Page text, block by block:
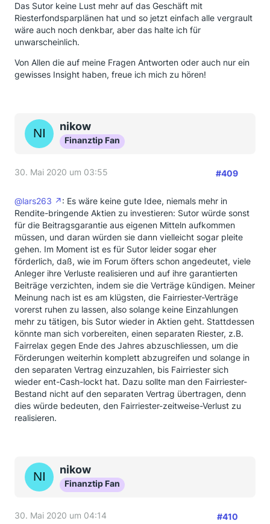
Das Sutor keine Lust mehr auf das Geschäft mit
Riesterfondsparplänen hat und so jetzt einfach alle vergrault
wäre auch noch denkbar, aber das halte ich für
unwarscheinlich.
Von Allen die auf meine Fragen Antworten oder auch nur ein
gewisses Insight haben, freue ich mich zu hören!
nikow
Finanztip Fan
30. Mai 2020 um 03:55 #409
@lars263
: Es wäre keine gute Idee, niemals mehr in
Rendite-bringende Aktien zu investieren: Sutor würde sonst
für die Beitragsgarantie aus eigenen Mitteln aufkommen
müssen, und daran würden sie dann vielleicht sogar pleite
gehen. Im Moment ist es für Sutor leider sogar eher
förderlich, daß, wie im Forum öfters schon angedeutet, viele
Anleger ihre Verluste realisieren und auf ihre garantierten
Beiträge verzichten, indem sie die Verträge kündigen. Meiner
Meinung nach ist es am klügsten, die Fairriester-Verträge
vorerst ruhen zu lassen, also solange keine Einzahlungen
mehr zu tätigen, bis Sutor wieder in Aktien geht. Stattdessen
könnte man sich vorbereiten, einen separaten Riester, z.B.
Fairrelax gegen Ende des Jahres abzuschliessen, um die
Förderungen weiterhin komplett abzugreifen und solange in
den separaten Vertrag einzuzahlen, bis Fairriester sich
wieder ent-Cash-lockt hat. Dazu sollte man den Fairriester-
Bestand nicht auf den separaten Vertrag übertragen, denn
dies würde bedeuten, den Fairriester-zeitweise-Verlust zu
realisieren.
nikow
Finanztip Fan
30. Mai 2020 um 04:14 #410